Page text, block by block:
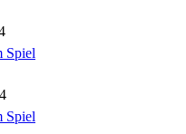
Spiel
Spiel